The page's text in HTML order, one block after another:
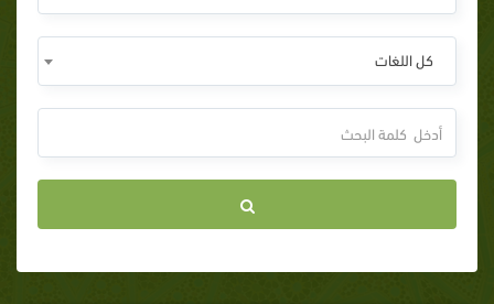
كل اللغات